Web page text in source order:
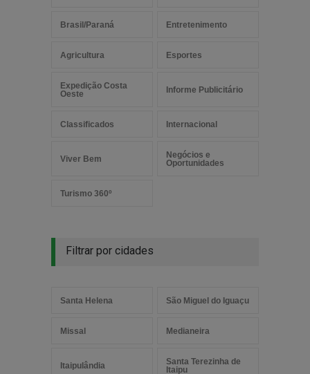
Brasil/Paraná Entretenimento
Agricultura Esportes
Expedição Costa
Oeste
Informe Publicitário
Classificados Internacional
Viver Bem
Negócios e
Oportunidades
Turismo 360º
Filtrar por cidades
Santa Helena São Miguel do Iguaçu
Missal Medianeira
Itaipulândia
Santa Terezinha de
Itaipu